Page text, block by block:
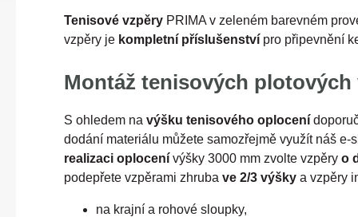
Tenisové vzpěry PRIMA v zeleném barevném
vzpěry je kompletní příslušenství pro připevnění
Montáž tenisových plotových
S ohledem na výšku tenisového oplocení
dodání materiálu můžete samozřejmě využít náš e-
realizaci oplocení výšky 3000 mm zvolte vzpěry o
podepřete vzpěrami zhruba ve 2/3 výšky a vzpěry
na krajní a rohové sloupky,